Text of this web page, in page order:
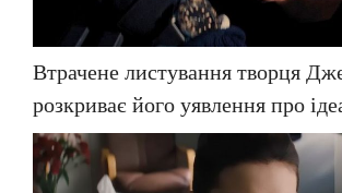
Втрачене листування творця
розкриває його уявлення про